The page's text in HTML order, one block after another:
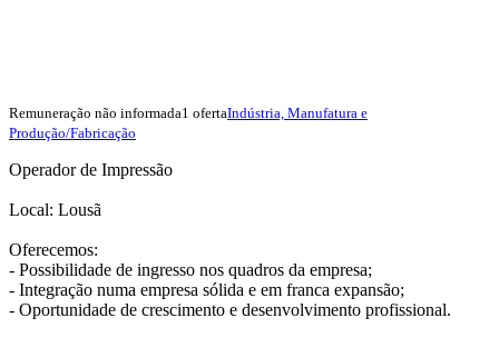
Remuneração não informada1 ofertaIndústria, Manufatura e
Produção/Fabricação
Operador de Impressão
Local: Lousã
Oferecemos:
- Possibilidade de ingresso nos quadros da empresa;
- Integração numa empresa sólida e em franca expansão;
- Oportunidade de crescimento e desenvolvimento profissional.